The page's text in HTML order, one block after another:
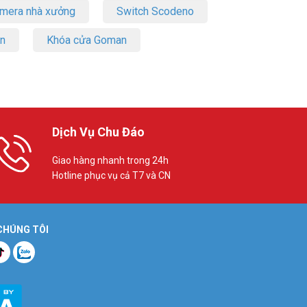
thu tín
cao
bộ ngôi
nhà xưởng Switch Scodeno
Khóa cửa Goman
Dịch Vụ Chu Đáo
Giao hàng nhanh trong 24h
Hotline phục vụ cả T7 và CN
TÔI